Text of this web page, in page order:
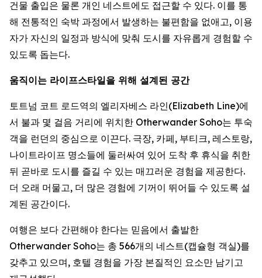
건물 출입은 물론 개인 네스트에도 접근할 수 있다. 이를 통
해 전통적인 숙박 과정에서 발생하는 불편함을 없애고, 이용
자가 자신의 일정과 방식에 맞춰 도시를 자유롭게 경험할 수
있도록 돕는다.
움직이는 라이프스타일을 위해 설계된 공간
토트넘 코트 로드역의 엘리자베스 라인(Elizabeth Line)에
서 불과 몇 걸음 거리에 위치한 Otherwander Soho는 투숙
객을 런던의 중심으로 이끈다. 극장, 카페, 부티크, 레스토랑,
나이트라이프 명소들에 둘러싸여 있어 도착 후 휴식을 취한
뒤 곧바로 도시를 즐길 수 있는 매끄러운 경험을 제공한다.
더 오래 머물고, 더 많은 경험에 기꺼이 뛰어들 수 있도록 설
계된 공간이다.
여행은 보다 간편해야 한다는 믿음에서 출발한
Otherwander Soho는 총 566개의 네스트(캡슐형 객실)를
갖추고 있으며, 호텔 경험을 가장 본질적인 요소만 남기고